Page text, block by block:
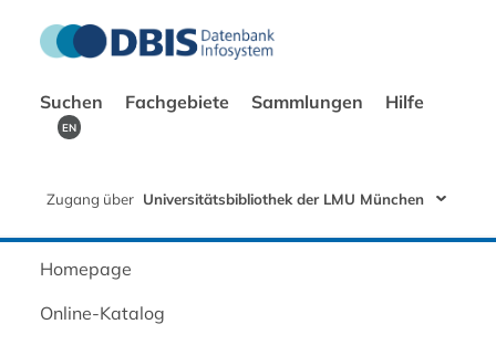
Suchen Fachgebiete Sammlungen Hilfe
EN
Zugang über Universitätsbibliothek der LMU München
Homepage
Online-Katalog